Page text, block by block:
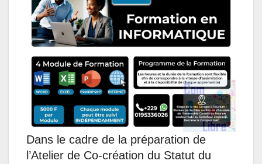
s
A
p
p
b
o
o
k
e
d
I
n
e
n
g
e
r
g
r
a
m
l
Dans le cadre de la préparation de
l’Atelier de Co-création du Statut du